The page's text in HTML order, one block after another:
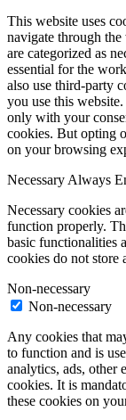
This website uses
navigate through
are categorized as
essential for the
also use third-party
you use this
only with your
cookies. But opting
on your browsing
Necessary Always
Necessary cookies
function properly.
basic functionalities
cookies do not store
Non-necessary
Non-necessary
Any cookies that
to function and is
analytics, ads, other
cookies. It is
these cookies on